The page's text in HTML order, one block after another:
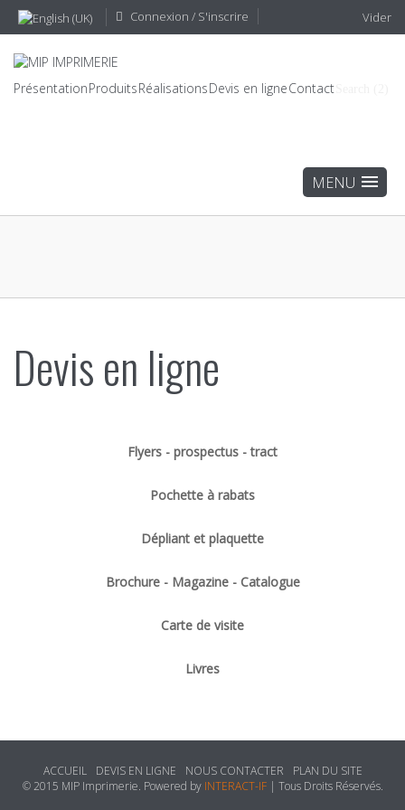
Connexion / S'inscrire Vider
PrésentationProduitsRéalisationsDevis en ligneContact
Devis en ligne
Flyers - prospectus - tract
Pochette à rabats
Dépliant et plaquette
Brochure - Magazine - Catalogue
Carte de visite
Livres
ACCUEIL DEVIS EN LIGNE NOUS CONTACTER
PLAN DU SITE
© 2015 MIP Imprimerie. Powered by INTERACT-IF| Tous Droits Réservés.